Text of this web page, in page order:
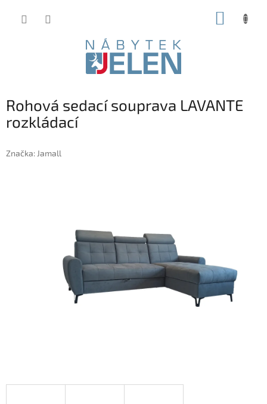
Rohová sedací souprava LAVANTE
rozkládací
Značka: Jamall